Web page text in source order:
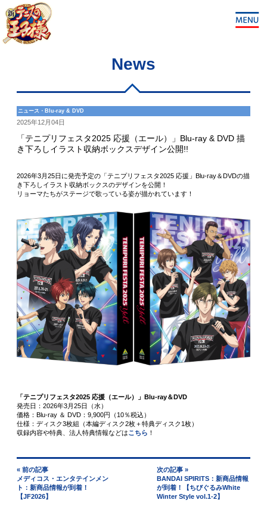
News
ニュース・Blu-ray & DVD
2025年12月04日
「テニプリフェスタ2025 応援（エール）」Blu-ray & DVD 描
き下ろしイラスト収納ボックスデザイン公開!!
2026年3月25日に発売予定の「テニプリフェスタ2025 応援」Blu-ray＆DVDの描
き下ろしイラスト収納ボックスのデザインを公開！
リョーマたちがステージで歌っている姿が描かれています！
「テニプリフェスタ2025 応援（エール）」Blu-ray＆DVD
発売日：2026年3月25日（水）
価格：Blu-ray ＆ DVD：9,900円（10％税込）
仕様：ディスク3枚組（本編ディスク2枚＋特典ディスク1枚）
収録内容や特典、法人特典情報などはこちら ！
« 前の記事
メディコス・エンタテインメン
ト：新商品情報が到着！
【JF2026】
次の記事 »
BANDAI SPIRITS：新商品情報
が到着！【ちびぐるみWhite
Winter Style vol.1-2】